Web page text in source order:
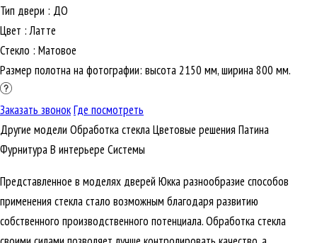
Тип двери : ДО
Цвет :Латте
Стекло : Матовое
Размер полотна на фотографии: высота 2150 мм, ширина 800 мм.
Заказать звонокГде посмотреть
Другие модели Обработка стеклаЦветовые решения Патина
ФурнитураВ интерьере Cистемы
Представленное в моделях дверей Юкка разнообразие способов
применения стекла стало возможным благодаря развитию
собственного производственного потенциала. Обработка стекла